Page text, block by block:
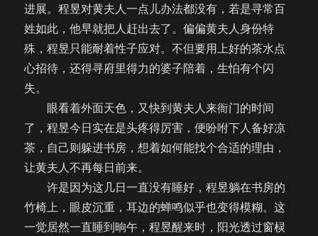
进展。程昱对黄夫人一点儿办法都没有，若是寻常百
姓如此，他早就把人赶出去了。偏偏黄夫人身份特
殊，程昱只能耐着性子应对。不但要用上好的茶水点
心招待，还得寻府里得力的婆子陪着，生怕有个闪
失。
眼看着外面天色，又快到黄夫人来衙门的时间
了，程昱今日实在是头疼得厉害，便吩咐下人备好凉
茶，自己则躲进书房，想着如何能找个合适的理由，
让黄夫人不再每日前来。
许是因为这几日一直没有睡好，程昱躺在书房的
竹椅上，眼皮沉重，耳边的蝉鸣似乎也变得模糊。这
一觉居然一直睡到晌午，程昱醒来时，阳光透过窗棂